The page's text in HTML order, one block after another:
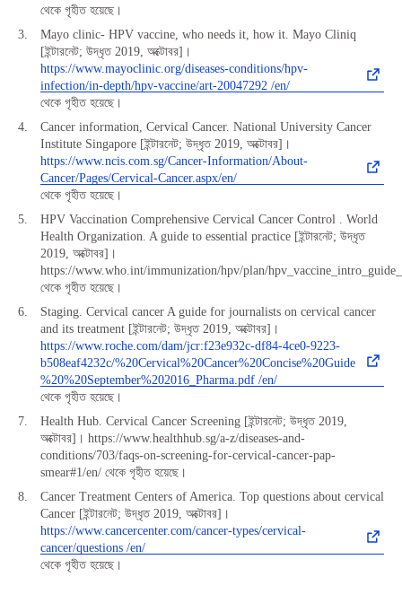
থেকে গৃহীত হয়েছে।
Mayo clinic- HPV vaccine, who needs it, how it. Mayo Cliniq
[ইন্টারনেট; উদ্ধৃত 2019, অক্টোবর]।
https://www.mayoclinic.org/diseases-conditions/hpv-
infection/in-depth/hpv-vaccine/art-20047292 /en/
থেকে গৃহীত হয়েছে।
Cancer information, Cervical Cancer. National University Cancer
Institute Singapore [ইন্টারনেট; উদ্ধৃত 2019, অক্টোবর]।
https://www.ncis.com.sg/Cancer-Information/About-
Cancer/Pages/Cervical-Cancer.aspx/en/
থেকে গৃহীত হয়েছে।
HPV Vaccination Comprehensive Cervical Cancer Control . World
Health Organization. A guide to essential practice [ইন্টারনেট; উদ্ধৃত
2019, অক্টোবর]।
https://www.who.int/immunization/hpv/plan/
থেকে গৃহীত হয়েছে।
Staging. Cervical cancer A guide for journalists on cervical cancer
and its treatment [ইন্টারনেট; উদ্ধৃত 2019, অক্টোবর]।
https://www.roche.com/dam/jcr:f23e932c-df84-4ce0-9223-
b508eaf4232c/%20Cervical%20Cancer%20Concise%20Guide
%20%20September%202016_Pharma.pdf /en/
থেকে গৃহীত হয়েছে।
Health Hub. Cervical Cancer Screening [ইন্টারনেট; উদ্ধৃত 2019,
অক্টোবর]। https://www.healthhub.sg/a-z/diseases-and-
conditions/703/faqs-on-screening-for-cervical-cancer-pap-
smear#1/en/ থেকে গৃহীত হয়েছে।
Cancer Treatment Centers of America. Top questions about cervical
Cancer [ইন্টারনেট; উদ্ধৃত 2019, অক্টোবর]।
https://www.cancercenter.com/cancer-types/cervical-
cancer/questions /en/
থেকে গৃহীত হয়েছে।